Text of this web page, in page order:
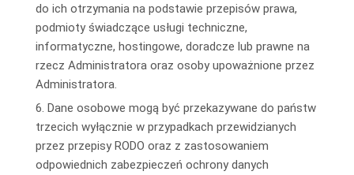
do ich otrzymania na podstawie przepisów prawa,
podmioty świadczące usługi techniczne,
informatyczne, hostingowe, doradcze lub prawne na
rzecz Administratora oraz osoby upoważnione przez
Administratora.
6. Dane osobowe mogą być przekazywane do państw
trzecich wyłącznie w przypadkach przewidzianych
przez przepisy RODO oraz z zastosowaniem
odpowiednich zabezpieczeń ochrony danych